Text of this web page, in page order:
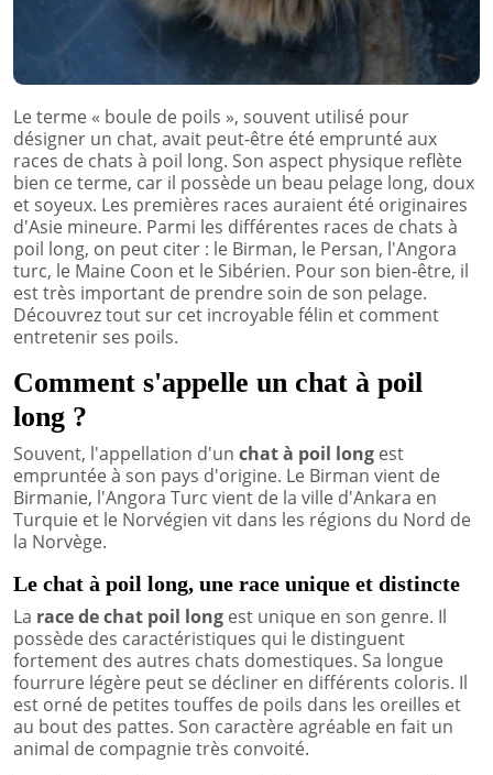
Le terme « boule de poils », souvent utilisé pour
désigner un chat, avait peut-être été emprunté aux
races de chats à poil long. Son aspect physique reflète
bien ce terme, car il possède un beau pelage long, doux
et soyeux. Les premières races auraient été originaires
d'Asie mineure. Parmi les différentes races de chats à
poil long, on peut citer : le Birman, le Persan, l'Angora
turc, le Maine Coon et le Sibérien. Pour son bien-être, il
est très important de prendre soin de son pelage.
Découvrez tout sur cet incroyable félin et comment
entretenir ses poils.
Comment s'appelle un chat à poil
long ?
Souvent, l'appellation d'un chat à poil long est
empruntée à son pays d'origine. Le Birman vient de
Birmanie, l'Angora Turc vient de la ville d'Ankara en
Turquie et le Norvégien vit dans les régions du Nord de
la Norvège.
Le chat à poil long, une race unique et distincte
La race de chat poil long est unique en son genre. Il
possède des caractéristiques qui le distinguent
fortement des autres chats domestiques. Sa longue
fourrure légère peut se décliner en différents coloris. Il
est orné de petites touffes de poils dans les oreilles et
au bout des pattes. Son caractère agréable en fait un
animal de compagnie très convoité.